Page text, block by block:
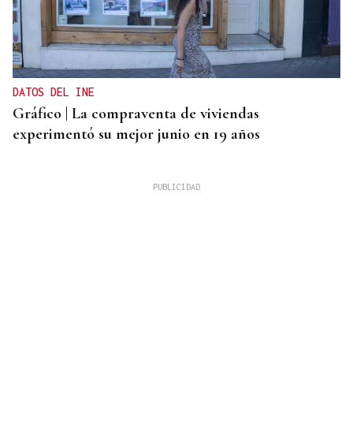
DATOS DEL INE
Gráfico | La compraventa de viviendas
experimentó su mejor junio en 19 años